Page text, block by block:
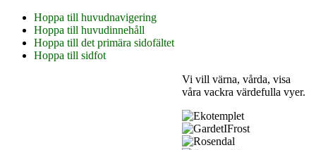
Hoppa till huvudnavigering
Hoppa till huvudinnehåll
Hoppa till det primära sidofältet
Hoppa till sidfot
Vi vill värna, vårda, visa
våra vackra värdefulla vyer.